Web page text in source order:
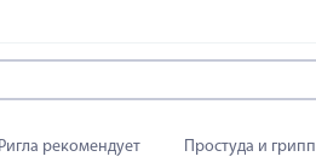
Ригла рекомендует Простуда и грипп